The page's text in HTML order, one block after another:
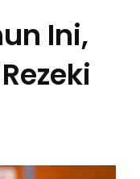
Ini,